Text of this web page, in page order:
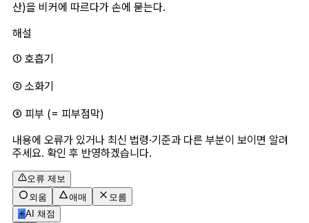
산)을 비커에 따르다가 손에 묻는다.
해설
① 호흡기
② 소화기
③ 피부 (= 피부점막)
내용에 오류가 있거나 최신 법령·기준과 다른 부분이 보이면 알려
주세요. 확인 후 반영하겠습니다.
오류 제보
외움
애매
모름
✳AI 채점